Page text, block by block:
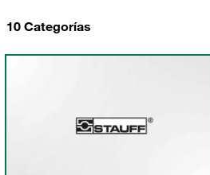
10 Categorías